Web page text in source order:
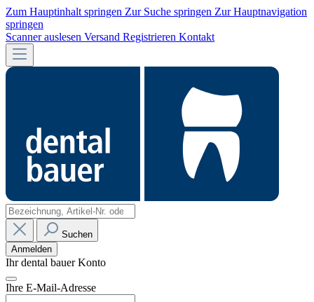
Zum Hauptinhalt springen Zur Suche springen Zur Hauptnavigation
springen
Scanner auslesen Versand Registrieren Kontakt
Suchen
Anmelden
Ihr dental bauer Konto
Ihre E-Mail-Adresse